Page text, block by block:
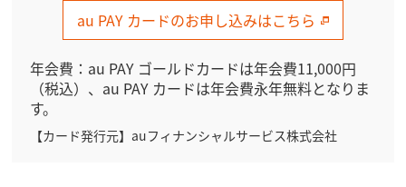
au PAY カードのお申し込みはこちら
年会費：au PAY ゴールドカードは年会費11,000円
（税込）、au PAY カードは年会費永年無料となりま
す。
【カード発行元】auフィナンシャルサービス株式会社